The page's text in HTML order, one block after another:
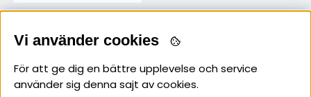
samarbetspartner
Vi använder cookies
För att ge dig en bättre upplevelse och service
använder sig denna sajt av cookies.